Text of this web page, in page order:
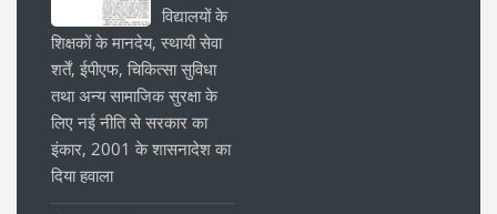
विद्यालयों के
शिक्षकों के मानदेय, स्थायी सेवा
शर्तें, ईपीएफ, चिकित्सा सुविधा
तथा अन्य सामाजिक सुरक्षा के
लिए नई नीति से सरकार का
इंकार, 2001 के शासनादेश का
दिया हवाला